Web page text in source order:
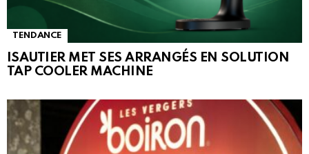
TENDANCE
ISAUTIER MET SES ARRANGÉS EN SOLUTION
TAP COOLER MACHINE